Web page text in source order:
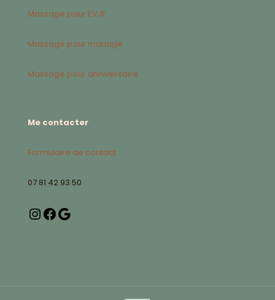
Massage pour EVJF
Massage pour mariage
Massage pour anniversaire
Me contacter
Formulaire de contact
07 81 42 93 50